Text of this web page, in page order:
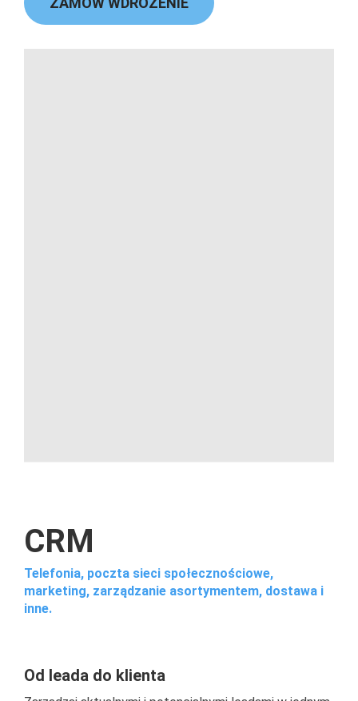
CRM
Telefonia, poczta sieci społecznościowe,
marketing, zarządzanie asortymentem, dostawa i
inne.
Od leada do klienta